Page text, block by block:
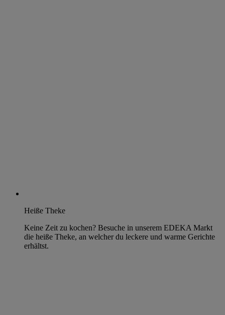
Heiße Theke
Keine Zeit zu kochen? Besuche in unserem EDEKA Markt
die heiße Theke, an welcher du leckere und warme Gerichte
erhältst.